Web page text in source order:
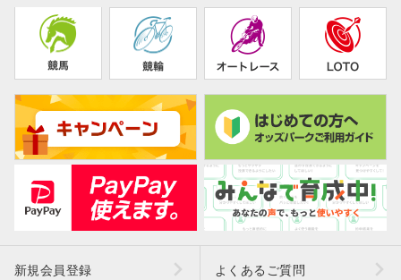
新規会員登録 よくあるご質問